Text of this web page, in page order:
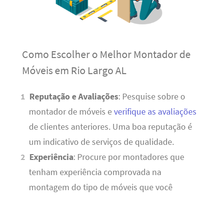
Como Escolher o Melhor Montador de
Móveis em Rio Largo AL
Reputação e Avaliações: Pesquise sobre o
montador de móveis everifique as avaliações
de clientes anteriores. Uma boa reputação é
um indicativo de serviços de qualidade.
Experiência: Procure por montadores que
tenham experiência comprovada na
montagem do tipo de móveis que você